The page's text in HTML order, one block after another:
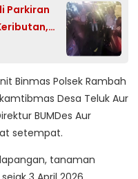
Parkiran
Binmas Polsek Rambah
Desa Teluk Aur
BUMDes Aur
setempat.
tanaman